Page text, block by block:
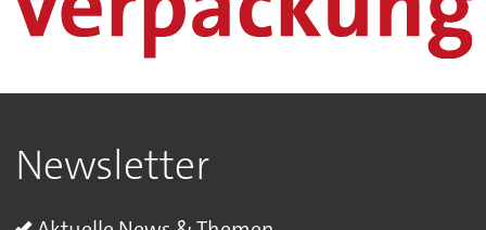
Newsletter